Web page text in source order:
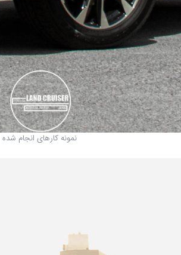
نمونه کارهای انجام شده